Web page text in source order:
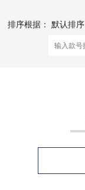
排序根据：默认排序